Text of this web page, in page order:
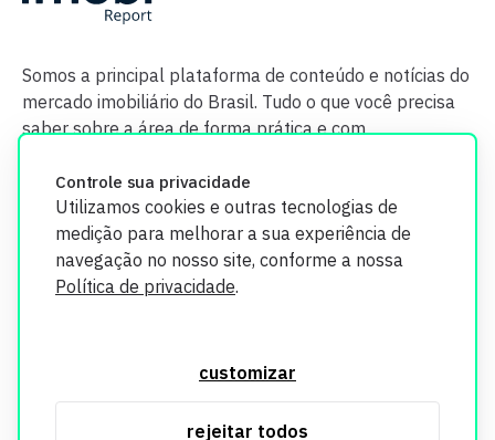
Controle sua privacidade
Utilizamos cookies e outras tecnologias de
medição para melhorar a sua experiência de
navegação no nosso site, conforme a nossa
Política de privacidade.
customizar
rejeitar todos
Somos a principal plataforma de conteúdo e notícias do
mercado imobiliário do Brasil. Tudo o que você precisa
saber sobre a área de forma prática e com
segurança. Todos os dados coletados em nosso site são
utilizados exclusivamente para fins de aprimoramento de
informações, consulte nossa Política de Privacidade.